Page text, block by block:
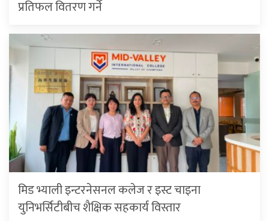
प्रतिफल वितरण गर्ने
मिड भ्याली इन्टरनेसनल कलेज र इस्ट चाइना
युनिभर्सिटीबीच शैक्षिक सहकार्य विस्तार